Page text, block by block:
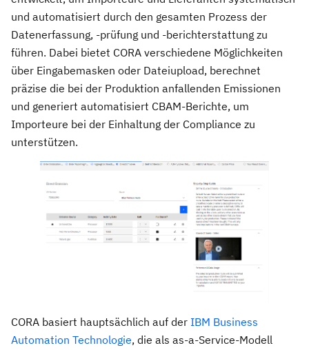
und automatisiert durch den gesamten Prozess der
Datenerfassung, -prüfung und -berichterstattung zu
führen. Dabei bietet CORA verschiedene Möglichkeiten
über Eingabemasken oder Dateiupload, berechnet
präzise die bei der Produktion anfallenden Emissionen
und generiert automatisiert CBAM-Berichte, um
Importeure bei der Einhaltung der Compliance zu
unterstützen.
CORA basiert hauptsächlich auf der IBM Business
Automation Technologie, die als as-a-Service-Modell